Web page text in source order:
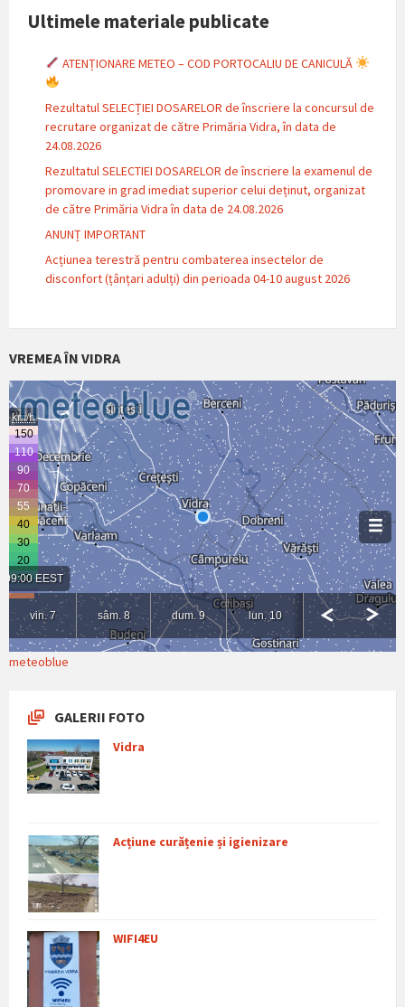
Ultimele materiale publicate
ATENȚIONARE METEO – COD PORTOCALIU DE CANICULĂ
Rezultatul SELECȚIEI DOSARELOR de înscriere la concursul de
recrutare organizat de către Primăria Vidra, în data de
24.08.2026
Rezultatul SELECTIEI DOSARELOR de înscriere la examenul de
promovare in grad imediat superior celui deținut, organizat
de către Primăria Vidra în data de 24.08.2026
ANUNȚ IMPORTANT
Acțiunea terestră pentru combaterea insectelor de
disconfort (țânțari adulți) din perioada 04-10 august 2026
VREMEA ÎN VIDRA
meteoblue
GALERII FOTO
Vidra
Acțiune curățenie și igienizare
WIFI4EU